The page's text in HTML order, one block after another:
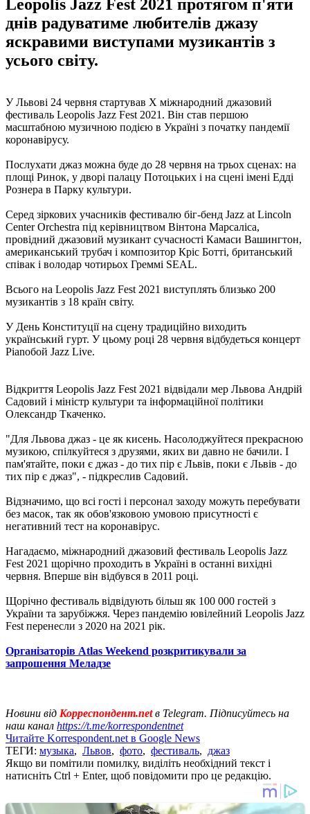
Leopolis Jazz Fest 2021 протягом п'яти
днів радуватиме любителів джазу
яскравими виступами музикантів з
усього світу.
У Львові 24 червня стартував Х міжнародний джазовий
фестиваль Leopolis Jazz Fest 2021. Він став першою
масштабною музичною подією в Україні з початку пандемії
коронавірусу.
Послухати джаз можна буде до 28 червня на трьох сценах: на
площі Ринок, у дворі палацу Потоцьких і на сцені імені Едді
Рознера в Парку культури.
Серед зіркових учасників фестивалю біг-бенд Jazz at Lincoln
Center Orchestra під керівництвом Вінтона Марсаліса,
провідний джазовий музикант сучасності Камаси Вашингтон,
американський трубач і композитор Кріс Ботті, британський
співак і володар чотирьох Греммі SEAL.
Всього на Leopolis Jazz Fest 2021 виступлять близько 200
музикантів з 18 країн світу.
У День Конституції на сцену традиційно виходить
український гурт. У цьому році 28 червня відбудеться концерт
Pianoбой Jazz Live.
Відкриття Leopolis Jazz Fest 2021 відвідали мер Львова Андрій
Садовий і міністр культури та інформаційної політики
Олександр Ткаченко.
"Для Львова джаз - це як кисень. Насолоджуйтеся прекрасною
музикою, спілкуйтеся з друзями, яких ви давно не бачили. І
пам'ятайте, поки є джаз - до тих пір є Львів, поки є Львів - до
тих пір є джаз", - підкреслив Садовий.
Відзначимо, що всі гості і персонал заходу можуть перебувати
без масок, так як обов'язковою умовою присутності є
негативний тест на коронавірус.
Нагадаємо, міжнародний джазовий фестиваль Leopolis Jazz
Fest 2021 щорічно проходить в Україні в останні вихідні
червня. Вперше він відбувся в 2011 році.
Щорічно фестиваль відвідують більш як 100 000 гостей з
України та зарубіжжя. Через пандемію ювілейний Leopolis Jazz
Fest перенесли з 2020 на 2021 рік.
Організаторів Atlas Weekend розкритикували за
запрошення Меладзе
Новини від Корреспондент.netв Telegram. Підписуйтесь на
наш канал https://t.me/korrespondentnet
Читайте Korrespondent.net в Google News
ТЕГИ: музыка, Львов, фото, фестиваль, джаз
Якщо ви помітили помилку, виділіть необхідний текст і
натисніть Ctrl + Enter, щоб повідомити про це редакцію.